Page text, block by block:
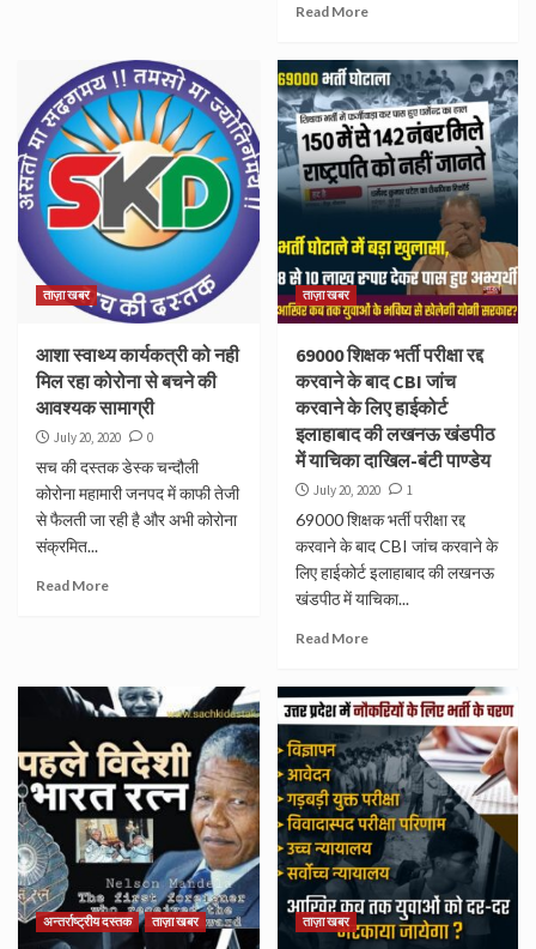
Read More
ताज़ा खबर
आशा स्वाथ्य कार्यकत्री को नही
मिल रहा कोरोना से बचने की
आवश्यक सामाग्री
July 20, 2020 0
सच की दस्तक डेस्क चन्दौली
कोरोना महामारी जनपद में काफी तेजी
से फैलती जा रही है और अभी कोरोना
संक्रमित...
Read More
ताज़ा खबर
69000 शिक्षक भर्ती परीक्षा रद्द
करवाने के बाद CBI जांच
करवाने के लिए हाईकोर्ट
इलाहाबाद की लखनऊ खंडपीठ
में याचिका दाखिल-बंटी पाण्डेय
July 20, 2020 1
69000 शिक्षक भर्ती परीक्षा रद्द
करवाने के बाद CBI जांच करवाने के
लिए हाईकोर्ट इलाहाबाद की लखनऊ
खंडपीठ में याचिका...
Read More
अन्तर्राष्ट्रीय दस्तक ताज़ा खबर ताज़ा खबर